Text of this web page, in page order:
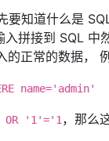
要知道什么是
拼接到 SQL 中
的正常的数据，
name='admin'
OR '1'='1 ，那么